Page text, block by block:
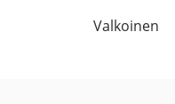
Valkoinen